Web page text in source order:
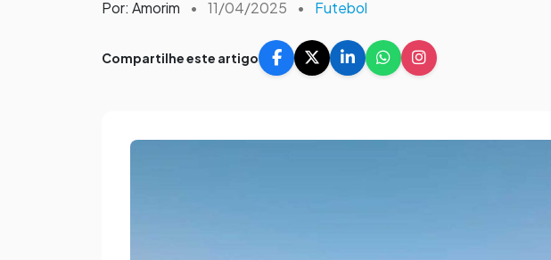
Por: Amorim • 11/04/2025 • Futebol
Compartilhe este artigo